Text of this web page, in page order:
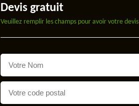
Devis gratuit
Veuillez remplir les champs pour avoir votre devis